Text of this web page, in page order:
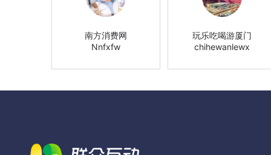
南方消费网
Nnfxfw
玩乐吃喝游厦门
chihewanlewx